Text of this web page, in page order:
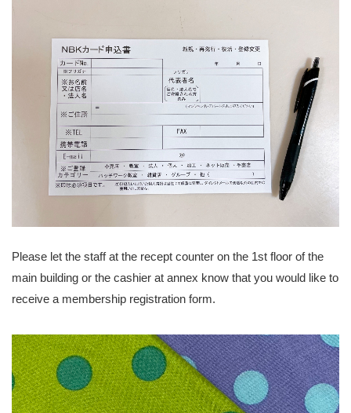
Please let the staff at the recept counter on the 1st floor of the
main building or the cashier at annex know that you would like to
receive a membership registration form.